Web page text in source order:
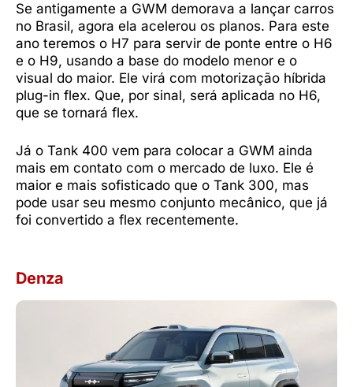
Se antigamente a GWM demorava a lançar carros
no Brasil, agora ela acelerou os planos. Para este
ano teremos o H7 para servir de ponte entre o H6
e o H9, usando a base do modelo menor e o
visual do maior. Ele virá com motorização híbrida
plug-in flex. Que, por sinal, será aplicada no H6,
que se tornará flex.
Já o Tank 400 vem para colocar a GWM ainda
mais em contato com o mercado de luxo. Ele é
maior e mais sofisticado que o Tank 300, mas
pode usar seu mesmo conjunto mecânico, que já
foi convertido a flex recentemente.
Denza